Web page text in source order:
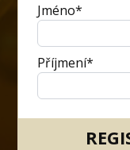
Jméno*
Příjmení*